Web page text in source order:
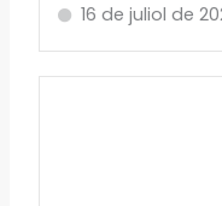
16 de juliol de